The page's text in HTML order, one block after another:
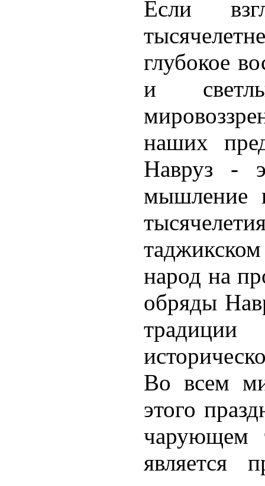
Если
глубокое
и
наших
Навруз -
мышление
народ на
обряды
Во всем
этого
чарующем
является